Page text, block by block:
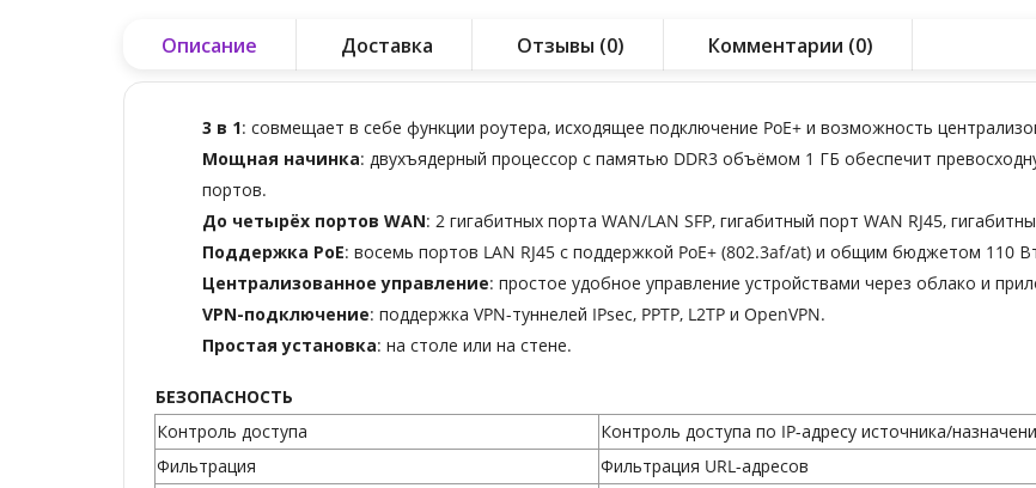
Описание Доставка Отзывы (0) Комментарии (0)
3 в 1: совмещает в себе функции роутера, исходящее подключение PoE+ и возможность
Мощная начинка: двухъядерный процессор с памятью DDR3 объёмом 1 ГБ обеспечит
портов.
До четырёх портов WAN: 2 гигабитных порта WAN/LAN SFP, гигабитный порт WAN RJ45,
Поддержка PoE: восемь портов LAN RJ45 с поддержкой PoE+ (802.3af/at) и общим бюджетом 110
Централизованное управление: простое удобное управление устройствами через облако и
VPN-подключение: поддержка VPN-туннелей IPsec, PPTP, L2TP и OpenVPN.
Простая установка: на столе или на стене.
БЕЗОПАСНОСТЬ
Контроль доступа
Контроль доступа по IP-адресу источника/
Фильтрация
Фильтрация URL-адресов